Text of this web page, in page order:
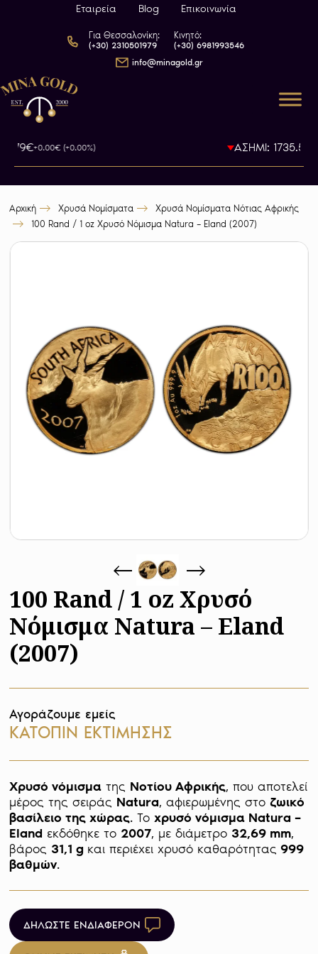
Εταιρεία Blog Επικοινωνία
Για Θεσσαλονίκη:
(+30) 2310501979
Κινητό:
(+30) 6981993546
info@minagold.gr
+0.00€ (+0.00%) ΑΣΗΜΙ: 1735.5€
Αρχική Χρυσά Νομίσματα
Χρυσά Νομίσματα Νότιας Αφρικής
100 Rand / 1 oz Χρυσό Νόμισμα Natura – Eland (2007)
100 Rand / 1 oz Χρυσό
Νόμισμα Natura – Eland
(2007)
Αγοράζουμε εμείς
ΚΑΤΟΠΙΝ ΕΚΤΙΜΗΣΗΣ
Χρυσό νόμισμα της Νοτίου Αφρικής, που αποτελεί
μέρος της σειράς Natura, αφιερωμένης στο ζωικό
βασίλειο της χώρας. Το χρυσό νόμισμα Natura –
Eland εκδόθηκε το 2007, με διάμετρο 32,69 mm,
βάρος 31,1 g και περιέχει χρυσό καθαρότητας 999
βαθμών.
ΔΗΛΩΣΤΕ ΕΝΔΙΑΦΕΡΟΝ